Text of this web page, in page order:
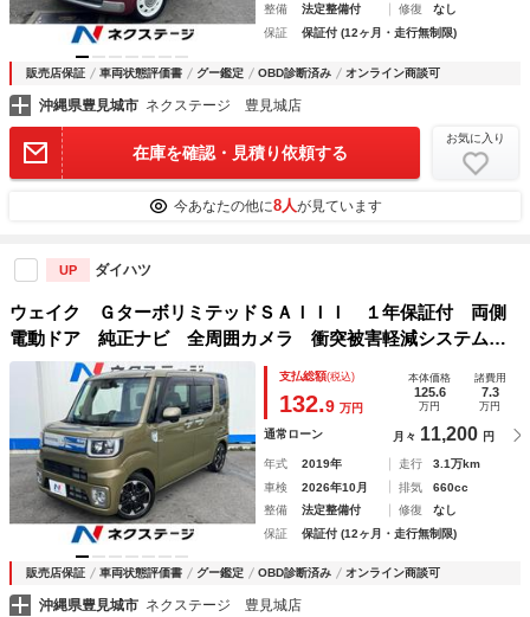
整備
法定整備付 修復
なし
保証
保証付 (12ヶ月・走行無制限)
販売店保証 車両状態評価書 グー鑑定 OBD診断済み オンライン商談可
沖縄県豊見城市 ネクステージ 豊見城店
在庫を確認・見積り依頼する
お気に入り
今あなたの他に8人が見ています
UP ダイハツ
ウェイク ＧターボリミテッドＳＡＩＩＩ １年保証付 両側
電動ドア 純正ナビ 全周囲カメラ 衝突被害軽減システム
禁煙車 ドラレコ コーナーセンサー スマートキー ＬＥＤ
ヘッド ＥＴＣ 純正アルミ オートハイビーム オートライ
ト ＨＤＭＩ接続
支払総額(税込)
132.9 万円
本体価格
125.6
万円
諸費用
7.3
万円
通常ローン 月々 11,200 円
年式 2019年 走行
3.1万km
車検
2026年10月 排気
660cc
整備
法定整備付 修復
なし
保証
保証付 (12ヶ月・走行無制限)
販売店保証 車両状態評価書 グー鑑定 OBD診断済み オンライン商談可
沖縄県豊見城市 ネクステージ 豊見城店